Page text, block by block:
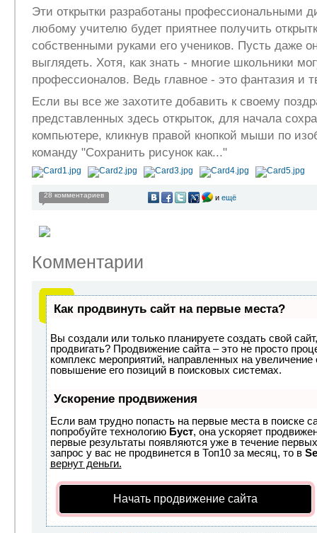
Эти открытки разработаны профессиональными
любому учителю будет приятнее получить
собственными руками его учеников. Пусть даже
выглядеть. Хотя, как знать - многие школьники
профессионалов. Ведь главное - это фантазия и
Если вы все же захотите добавить к своему
представленных здесь открыток, для начала
компьютере, кликнув правой кнопкой мыши по
команду "Сохранить рисунок как..."
28 комментариев и ещё
Комментарии
Как продвинуть сайт на первые места?
Вы создали или только планируете создать свой
продвигать? Продвижение сайта – это не просто
комплекс мероприятий, направленных на увеличение
повышение его позиций в поисковых системах.
Ускорение продвижения
Если вам трудно попасть на первые места в поиске
попробуйте технологию Буст, она ускоряет
первые результаты появляются уже в течение
запрос у вас не продвинется в Топ10 за месяц, то в
вернут деньги.
Начать продвижение сайта